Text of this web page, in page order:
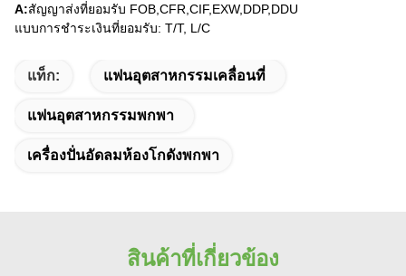
A:สัญญาส่งที่ยอมรับ FOB,CFR,CIF,EXW,DDP,DDU
แบบการชําระเงินที่ยอมรับ: T/T, L/C
แท็ก: แฟนอุตสาหกรรมเคลื่อนที่
แฟนอุตสาหกรรมพกพา
เครื่องปั่นอัดลมห้องโกดังพกพา
สินค้าที่เกี่ยวข้อง